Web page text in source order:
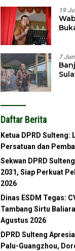
19
7
Daftar Berita
Ketua DPRD Sulteng:
Persatuan dan
Sekwan DPRD
2031, Siap Perkuat
2026
Dinas ESDM Tegas:
Tambang Sirtu
Agustus 2026
DPRD Sulteng
Palu-Guangzhou,